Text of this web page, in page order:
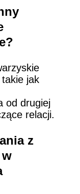
jak
od drugiej
relacji.
z